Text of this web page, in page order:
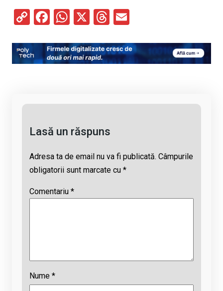
C
py
Li
F
ce
b
W
at
s
X
T
e
a
ail
Lasă un răspuns
Adresa ta de email nu va fi publicată. Câmpurile
obligatorii sunt marcate cu *
Comentariu *
Nume *